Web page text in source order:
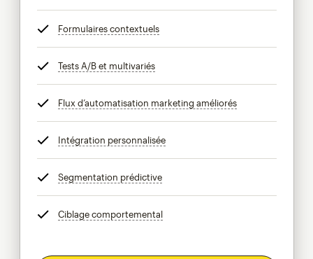
Formulaires contextuelsinfobulle
Tests A/B et multivariésinfobulle
Flux d’automatisation marketing améliorésinfobulle
Intégration personnaliséeinfobulle
Segmentation prédictiveinfobulle
Ciblage comportementalinfobulle